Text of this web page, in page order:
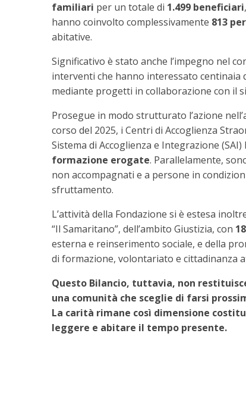
familiari per un totale di 1.499 beneficiari
hanno coinvolto complessivamente 813
abitative.
Significativo è stato anche l’impegno nel
interventi che hanno interessato centinaia
mediante progetti in collaborazione con il
Prosegue in modo strutturato l’azione
corso del 2025, i Centri di Accoglienza
Sistema di Accoglienza e Integrazione
formazione erogate. Parallelamente,
non accompagnati e a persone in
sfruttamento.
L’attività della Fondazione si è estesa
“Il Samaritano”, dell’ambito Giustizia, con
esterna e reinserimento sociale, e della
di formazione, volontariato e cittadinanza
Questo Bilancio, tuttavia, non
una comunità che sceglie di farsi
La carità rimane così dimensione
leggere e abitare il tempo presente.